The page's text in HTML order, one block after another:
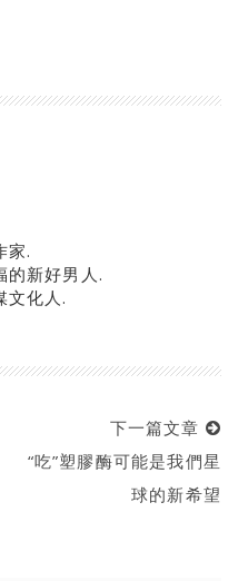
家.
的新好男人.
文化人.
下一篇文章
“吃”塑膠酶可能是我們星
球的新希望